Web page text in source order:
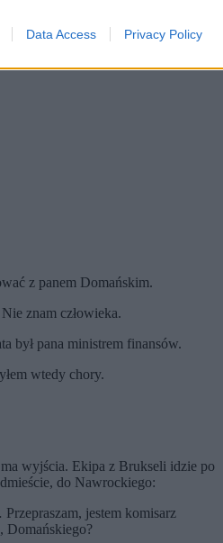
Data Access Privacy Policy
z panem Domańskim.
znam człowieka.
był pana ministrem finansów.
wtedy chory.
wyjścia. Ekipa z Brukseli idzie po
do Nawrockiego:
jestem komisarz
Domańskiego?